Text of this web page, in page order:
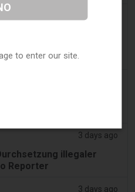
2 days ago
3 days ago
illegaler
Reporter
3 days ago
to enter our site.